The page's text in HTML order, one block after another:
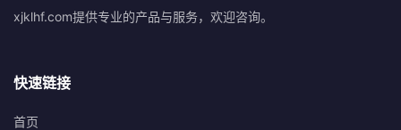
xjklhf.com提供专业的产品与服务，欢迎咨询。
快速链接
首页